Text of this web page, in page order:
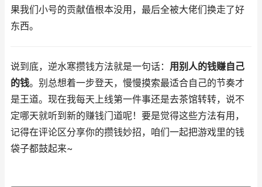
果我们小号的贡献值根本没用，最后全被大佬们换走了好
东西。
说到底，逆水寒攒钱方法就是一句话： 用别人的钱赚自己
的钱。别总想着一步登天，慢慢摸索最适合自己的节奏才
是王道。现在我每天上线第一件事还是去茶馆转转，说不
定哪天就听到新的赚钱门道呢！要是觉得这些方法有用，
记得在评论区分享你的攒钱妙招，咱们一起把游戏里的钱
袋子都鼓起来~